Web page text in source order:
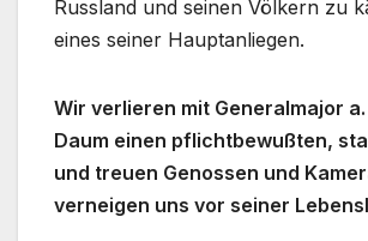
Russland und seinen Völkern zu
eines seiner Hauptanliegen.
Wir verlieren mit Generalmajor a.
Daum einen pflichtbewußten,
und treuen Genossen und
verneigen uns vor seiner